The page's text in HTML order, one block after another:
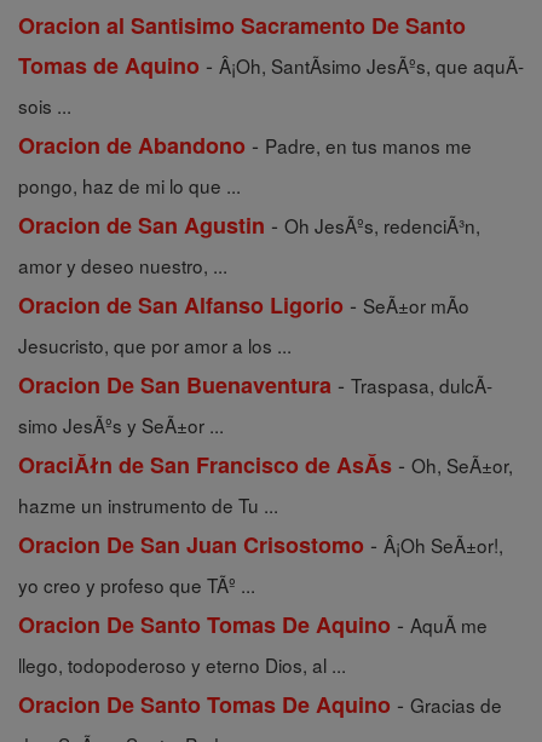
Oracion al Santisimo Sacramento De Santo
Tomas de Aquino - Â¡Oh, SantÃ­simo JesÃºs, que aquÃ­
sois ...
Oracion de Abandono - Padre, en tus manos me
pongo, haz de mi lo que ...
Oracion de San Agustin - Oh JesÃºs, redenciÃ³n,
amor y deseo nuestro, ...
Oracion de San Alfanso Ligorio - SeÃ±or mÃ­o
Jesucristo, que por amor a los ...
Oracion De San Buenaventura - Traspasa, dulcÃ­
simo JesÃºs y SeÃ±or ...
OraciĂłn de San Francisco de AsĂ­s - Oh, SeÃ±or,
hazme un instrumento de Tu ...
Oracion De San Juan Crisostomo - Â¡Oh SeÃ±or!,
yo creo y profeso que TÃº ...
Oracion De Santo Tomas De Aquino - AquÃ­ me
llego, todopoderoso y eterno Dios, al ...
Oracion De Santo Tomas De Aquino - Gracias de